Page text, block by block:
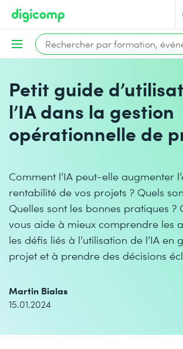
Petit guide
l’IA dans la gestion
opérationnelle de
Comment l’IA peut-elle augmenter
rentabilité de vos projets ? Quels
Quelles sont les bonnes pratiques ?
vous aide à mieux comprendre les
les défis liés à l’utilisation de l’IA en
projet et à prendre des décisions
Martin Bialas
15.01.2024